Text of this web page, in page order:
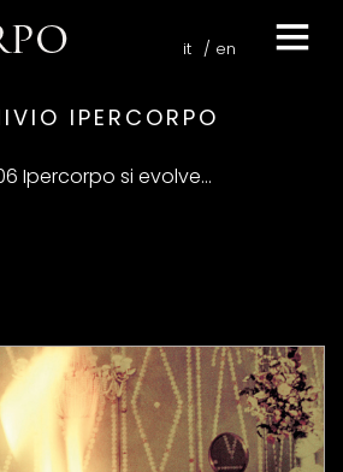
it en
IPERCORPO
Ipercorpo si evolve...